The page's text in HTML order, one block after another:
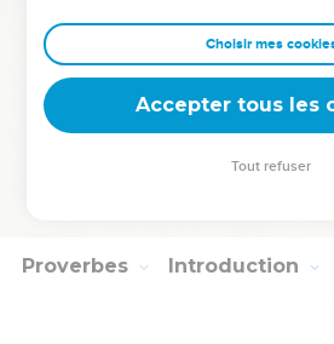
Psaumes sont l'écho de l'amour que
son peuple. Ils sont le sceau bien
divine, de laquelle procèdent la
littérature sacrée du peuple d'Israël.
Proverbes Introduction
Choisir mes
Accepter tous les
Tout refuser